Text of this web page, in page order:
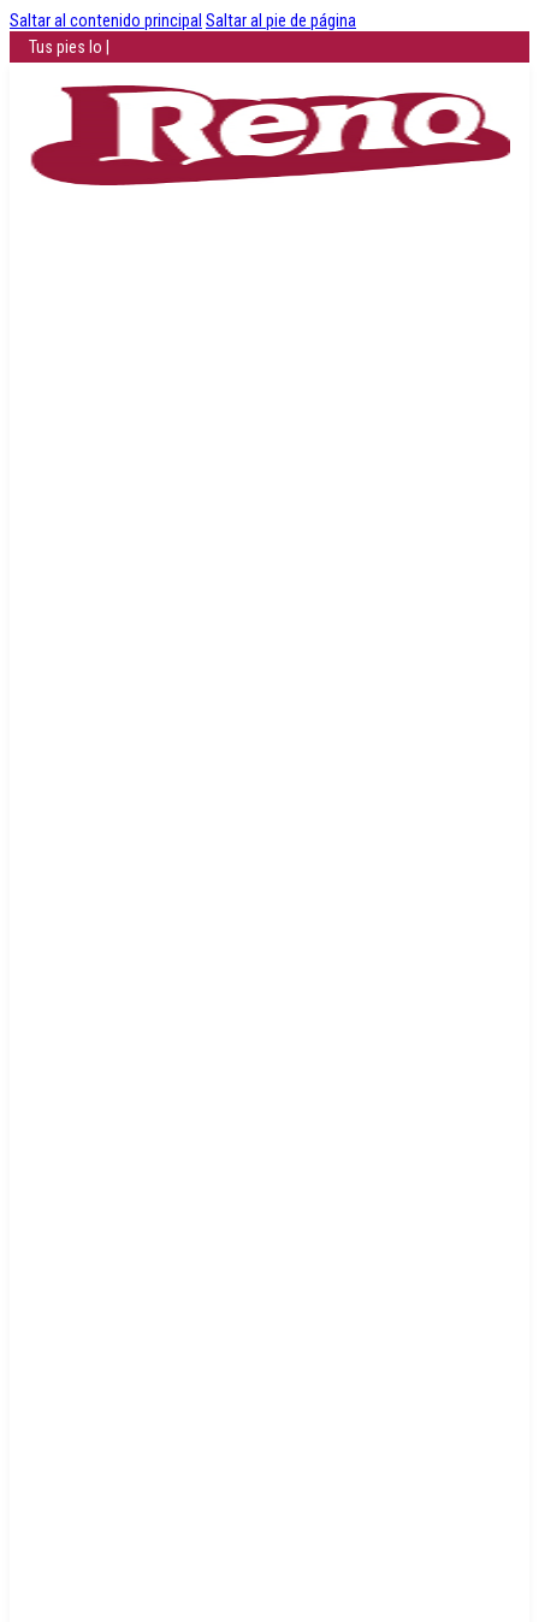
Saltar al contenido principal Saltar al pie de página
Comodidad que